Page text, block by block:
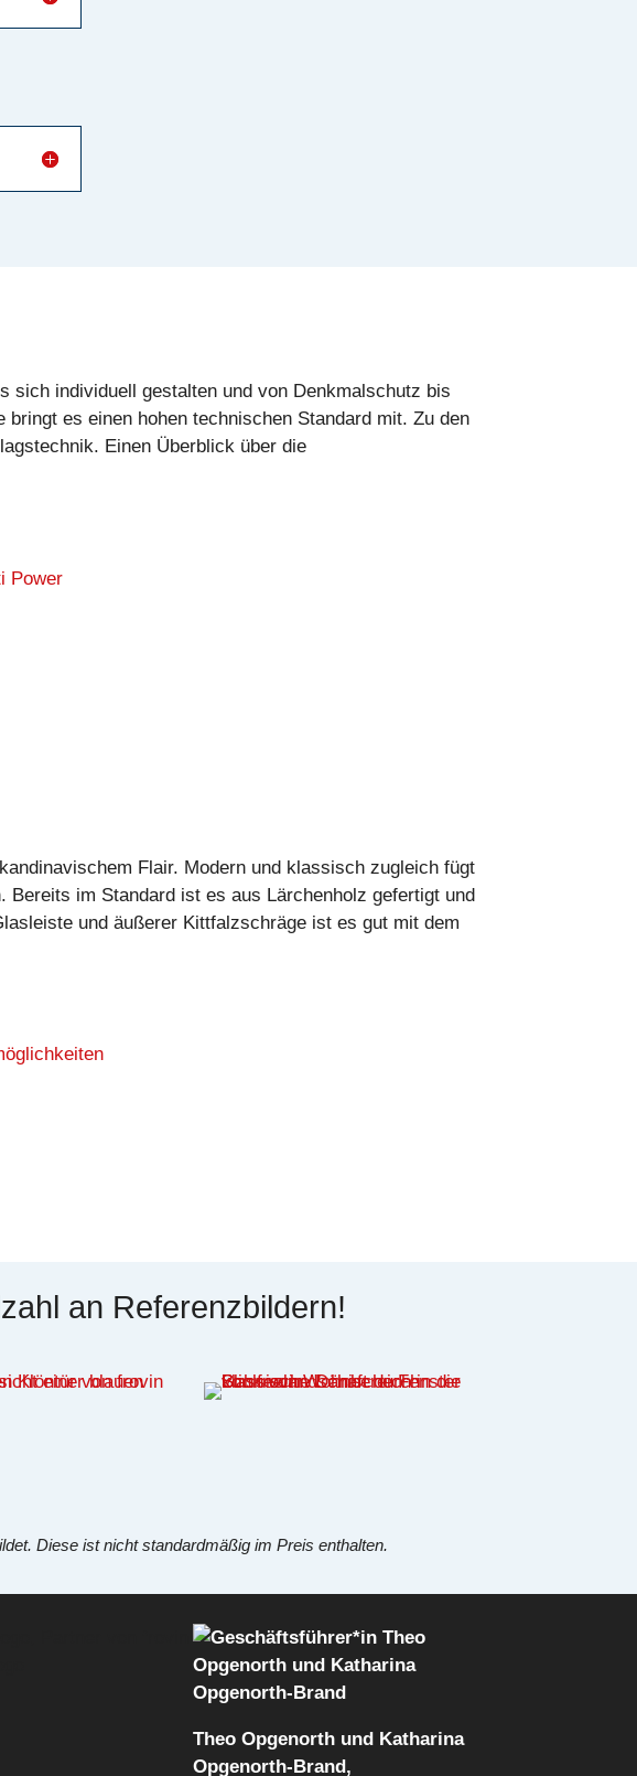
sich individuell gestalten und von Denkmalschutz bis
es einen hohen technischen Standard mit. Zu den
Einen Überblick über die
Power
Flair. Modern und klassisch zugleich fügt
im Standard ist es aus Lärchenholz gefertigt und
und äußerer Kittfalzschräge ist es gut mit dem
an Referenzbildern!
Diese ist nicht standardmäßig im Preis enthalten.
Theo Opgenorth und Katharina
Opgenorth-Brand,